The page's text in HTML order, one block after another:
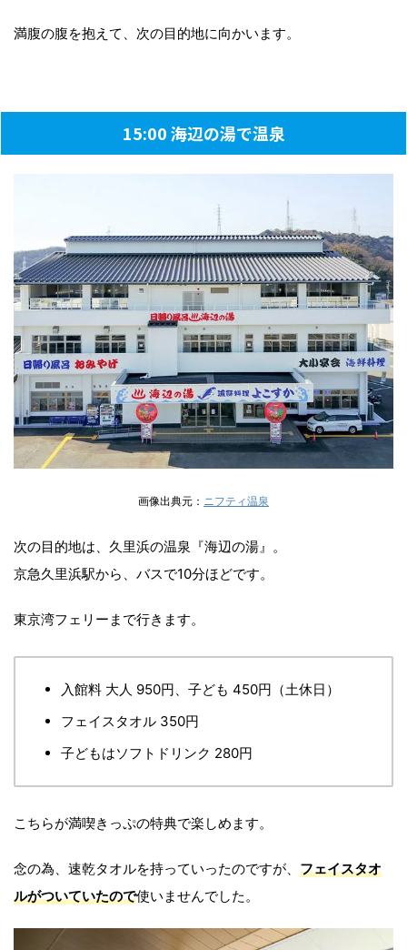
満腹の腹を抱えて、次の目的地に向かいます。
15:00 海辺の湯で温泉
画像出典元： ニフティ温泉
次の目的地は、久里浜の温泉『海辺の湯』。
京急久里浜駅から、バスで10分ほどです。
東京湾フェリーまで行きます。
入館料 大人 950円、子ども 450円（土休日）
フェイスタオル 350円
子どもはソフトドリンク 280円
こちらが満喫きっぷの特典で楽しめます。
念の為、速乾タオルを持っていったのですが、 フェイスタオ
ルがついていたので使いませんでした。